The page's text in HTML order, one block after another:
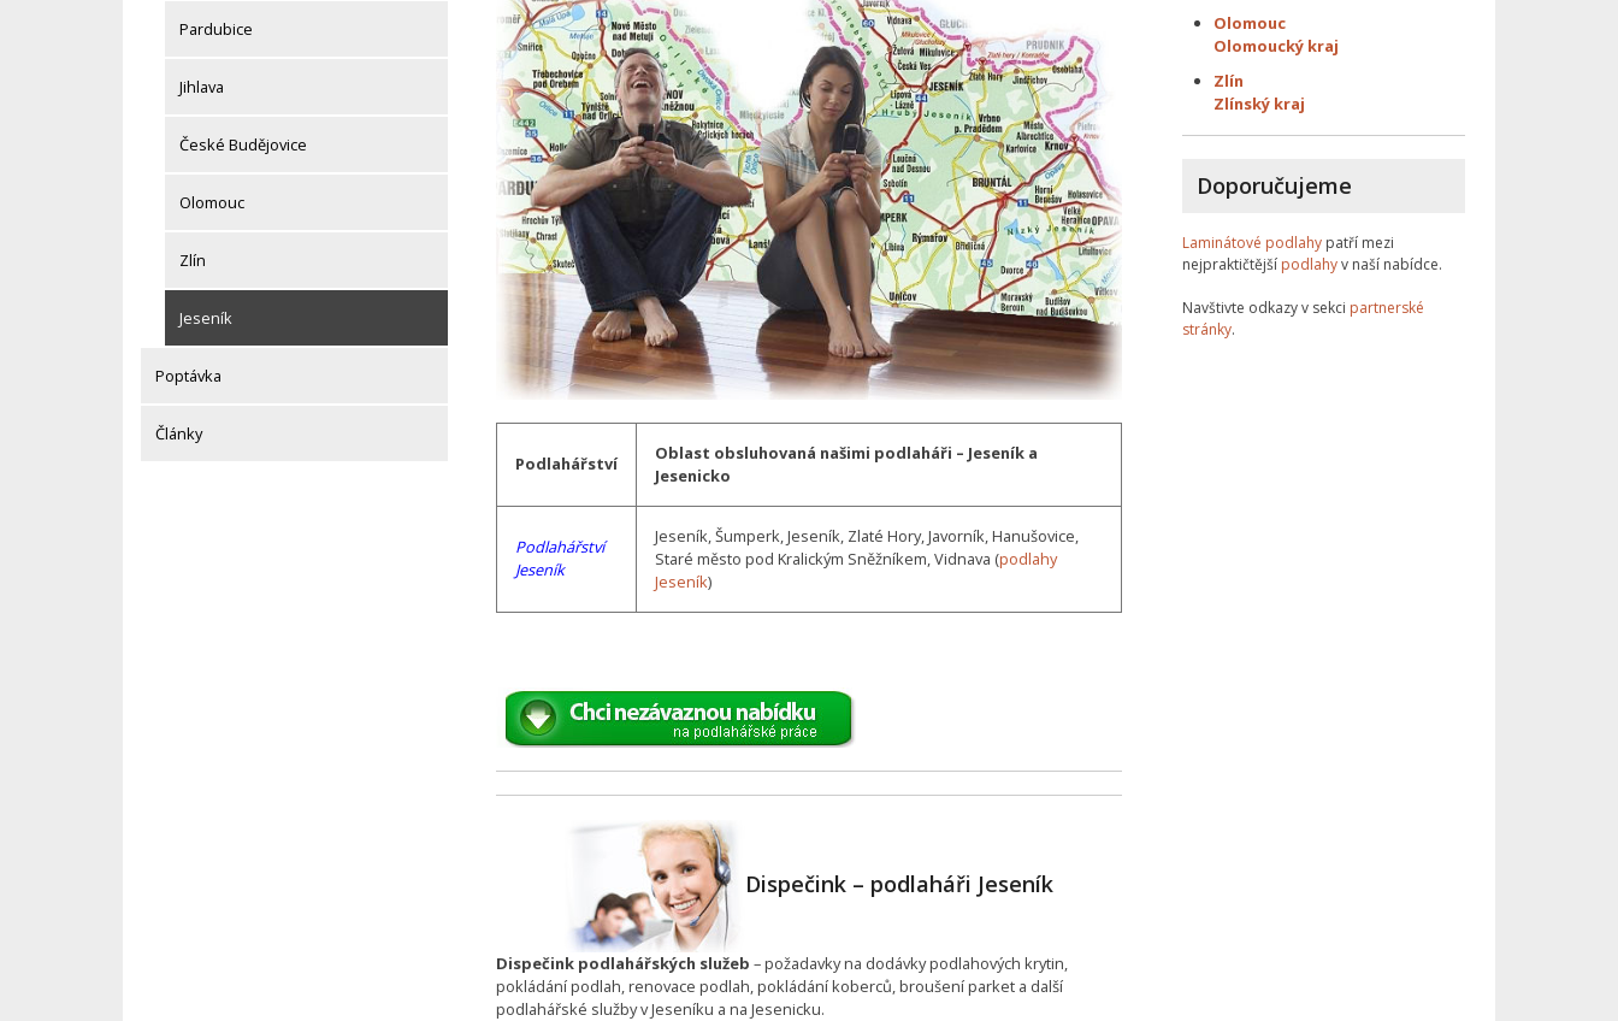
Pardubice
Jihlava
České Budějovice
Olomouc
Zlín
Jeseník
Poptávka
Články
Podlahářství
Oblast obsluhovaná našimi podlaháři – Jeseník a
Jesenicko
Podlahářství
Jeseník
Jeseník, Šumperk, Jeseník, Zlaté Hory, Javorník, Hanušovice,
Staré město pod Kralickým Sněžníkem, Vidnava (podlahy
Jeseník)
Dispečink – podlaháři Jeseník
Dispečink podlahářských služeb – požadavky na dodávky podlahových krytin,
pokládání podlah, renovace podlah, pokládání koberců, broušení parket a další
podlahářské služby v Jeseníku a na Jesenicku.
Olomouc
Olomoucký kraj
Zlín
Zlínský kraj
Doporučujeme
Laminátové podlahy patří mezi
nejpraktičtější podlahyv naší nabídce.
Navštivte odkazy v sekci partnerské
stránky.